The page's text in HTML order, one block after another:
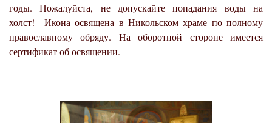
годы. Пожалуйста, не допускайте попадания воды на
холст!
Икона освящена в Никольском храме по полному
православному обряду. На оборотной стороне имеется
сертификат об освящении.